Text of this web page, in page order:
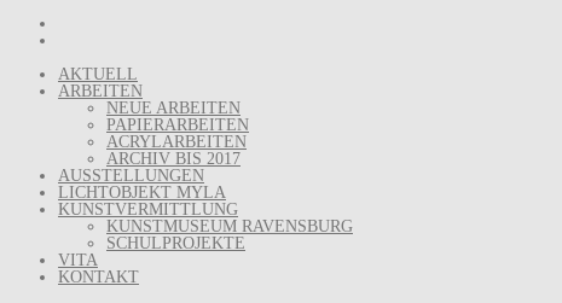
AKTUELL
ARBEITEN
NEUE ARBEITEN
PAPIERARBEITEN
ACRYLARBEITEN
ARCHIV BIS 2017
AUSSTELLUNGEN
LICHTOBJEKT MYLA
KUNSTVERMITTLUNG
KUNSTMUSEUM RAVENSBURG
SCHULPROJEKTE
VITA
KONTAKT